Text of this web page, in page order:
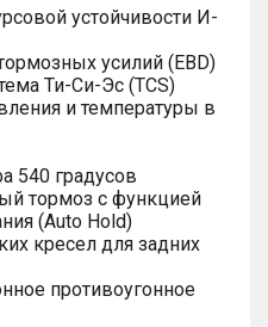
устойчивости И-
усилий (EBD)
Ти-Си-Эс (TCS)
и температуры в
540 градусов
тормоз с функцией
(Auto Hold)
кресел для задних
противоугонное